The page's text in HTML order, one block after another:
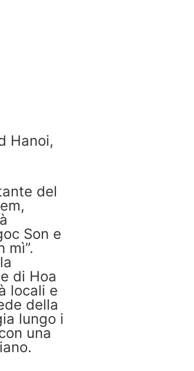
Hanoi,
del
Son e
mì”.
di Hoa
locali e
della
lungo i
una